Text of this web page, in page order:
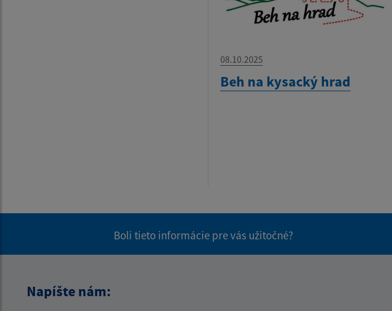
08.10.2025
Beh na kysacký hrad
Boli tieto informácie pre vás užitočné?
Napíšte nám: